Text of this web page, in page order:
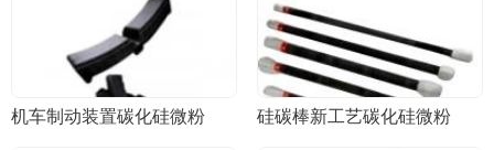
机车制动装置碳化硅微粉 硅碳棒新工艺碳化硅微粉